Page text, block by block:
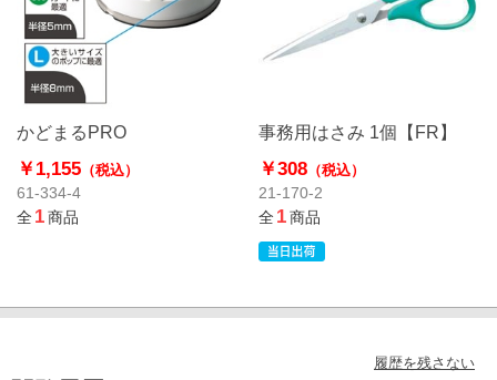
かどまるPRO
￥1,155 （税込）
61-334-4
全1商品
事務用はさみ 1個【FR】
￥308（税込）
21-170-2
全1商品
履歴を残さない